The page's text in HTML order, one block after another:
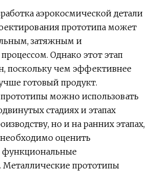
аэрокосмической детали
прототипа может
затяжным и
Однако этот этап
поскольку чем эффективнее
готовый продукт.
можно использовать
стадиях и этапах
но и на ранних этапах,
оценить
функциональные
Металлические прототипы